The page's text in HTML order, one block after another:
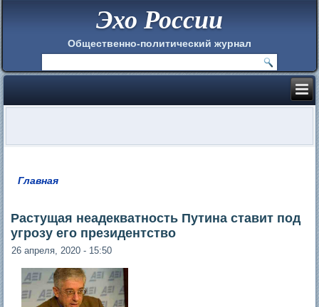
Эхо России
Общественно-политический журнал
Главная
Растущая неадекватность Путина ставит под
угрозу его президентство
26 апреля, 2020 - 15:50